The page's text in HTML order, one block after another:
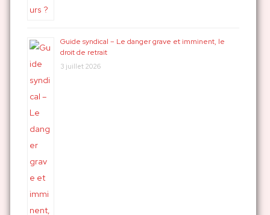
Guide syndical – Le danger grave et imminent, le
droit de retrait
3 juillet 2026